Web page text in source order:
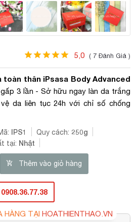
5,0 ( 7 Đánh Giá )
thân iPsasa Body Advanced
3 lần - Sở hữu ngay làn da trắng
da liên tục 24h với chỉ số chống
IPS1 Quy cách: 250g
tại: Nhật
Thêm vào giỏ hàng
0908.36.77.38
HÀNG TẠI HOATHIENTHAO.VN